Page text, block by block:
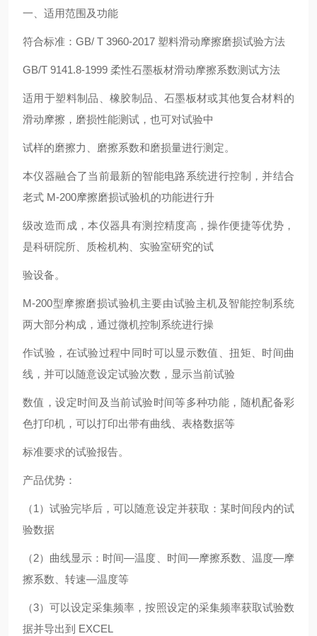
一、适用范围及功能
符合标准：GB/ T 3960-2017 塑料滑动摩擦磨损试验方法
GB/T 9141.8-1999 柔性石墨板材滑动摩擦系数测试方法
适用于塑料制品、橡胶制品、石墨板材或其他复合材料的
滑动摩擦，磨损性能测试，也可对试验中
试样的磨擦力、磨擦系数和磨损量进行测定。
本仪器融合了当前最新的智能电路系统进行控制，并结合
老式 M-200摩擦磨损试验机的功能进行升
级改造而成，本仪器具有测控精度高，操作便捷等优势，
是科研院所、质检机构、实验室研究的试
验设备。
M-200型摩擦磨损试验机主要由试验主机及智能控制系统
两大部分构成，通过微机控制系统进行操
作试验，在试验过程中同时可以显示数值、扭矩、时间曲
线，并可以随意设定试验次数，显示当前试验
数值，设定时间及当前试验时间等多种功能，随机配备彩
色打印机，可以打印出带有曲线、表格数据等
标准要求的试验报告。
产品优势：
（1）试验完毕后，可以随意设定并获取：某时间段内的试
验数据
（2）曲线显示：时间—温度、时间—摩擦系数、温度—摩
擦系数、转速—温度等
（3）可以设定采集频率，按照设定的采集频率获取试验数
据并导出到 EXCEL